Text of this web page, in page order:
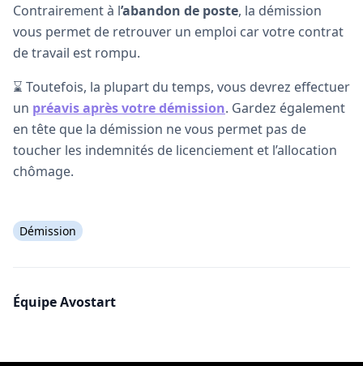
Contrairement à l’abandon de poste, la démission
vous permet de retrouver un emploi car votre contrat
de travail est rompu.
⌛ Toutefois, la plupart du temps, vous devrez effectuer
un préavis après votre démission. Gardez également
en tête que la démission ne vous permet pas de
toucher les indemnités de licenciement et l’allocation
chômage.
Démission
Équipe Avostart